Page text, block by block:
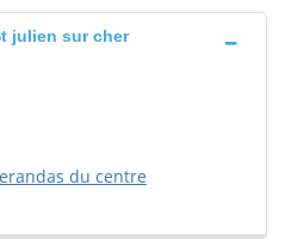
julien sur cher
du centre